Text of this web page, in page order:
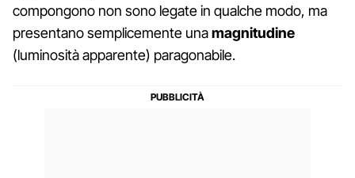
compongono non sono legate in qualche modo, ma
presentano semplicemente unamagnitudine
(luminosità apparente) paragonabile.